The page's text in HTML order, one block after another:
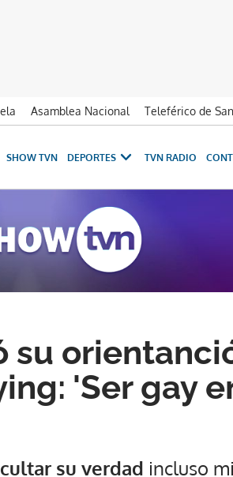
Asamblea Nacional
Teleférico de
SHOW TVN DEPORTES TVN RADIO
su
'Ser gay
su verdad incluso